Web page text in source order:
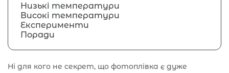
Низькі температури
Високі температури
Експерименти
Поради
Ні для кого не секрет, що фотоплівка є дуже